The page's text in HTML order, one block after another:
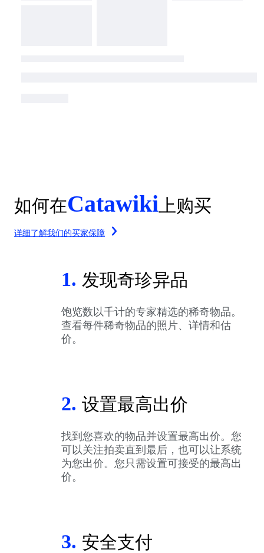
如何在Catawiki 上购买
详细了解我们的买家保障
1. 发现奇珍异品
饱览数以千计的专家精选的稀奇物品。
查看每件稀奇物品的照片、详情和估
价。
2. 设置最高出价
找到您喜欢的物品并设置最高出价。您
可以关注拍卖直到最后，也可以让系统
为您出价。您只需设置可接受的最高出
价。
3. 安全支付